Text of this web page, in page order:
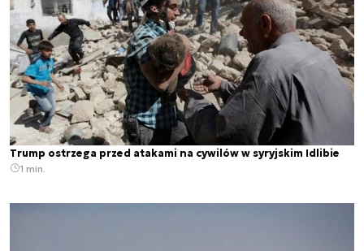
Trump ostrzega przed atakami na cywilów w syryjskim Idlibie
1 min.